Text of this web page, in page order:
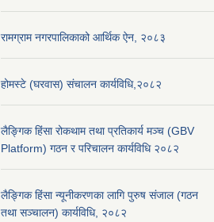
रामग्राम नगरपालिकाको आर्थिक ऐन, २०८३
होमस्टे (घरवास) संचालन कार्यविधि,२०८२
लैङ्गिक हिंसा रोकथाम तथा प्रतिकार्य मञ्च (GBV
Platform) गठन र परिचालन कार्यविधि २०८२
लैङ्गिक हिंसा न्यूनीकरणका लागि पुरुष संजाल (गठन
तथा सञ्चालन) कार्यविधि, २०८२